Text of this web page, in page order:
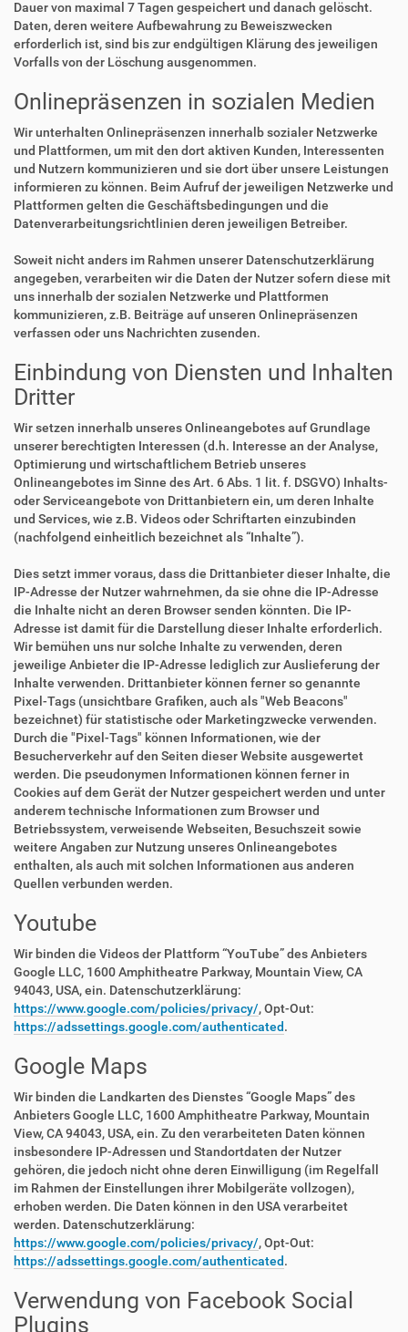
Dauer von maximal 7 Tagen gespeichert und danach gelöscht.
Daten, deren weitere Aufbewahrung zu Beweiszwecken
erforderlich ist, sind bis zur endgültigen Klärung des jeweiligen
Vorfalls von der Löschung ausgenommen.
Onlinepräsenzen in sozialen Medien
Wir unterhalten Onlinepräsenzen innerhalb sozialer Netzwerke
und Plattformen, um mit den dort aktiven Kunden, Interessenten
und Nutzern kommunizieren und sie dort über unsere Leistungen
informieren zu können. Beim Aufruf der jeweiligen Netzwerke und
Plattformen gelten die Geschäftsbedingungen und die
Datenverarbeitungsrichtlinien deren jeweiligen Betreiber.
Soweit nicht anders im Rahmen unserer Datenschutzerklärung
angegeben, verarbeiten wir die Daten der Nutzer sofern diese mit
uns innerhalb der sozialen Netzwerke und Plattformen
kommunizieren, z.B. Beiträge auf unseren Onlinepräsenzen
verfassen oder uns Nachrichten zusenden.
Einbindung von Diensten und Inhalten
Dritter
Wir setzen innerhalb unseres Onlineangebotes auf Grundlage
unserer berechtigten Interessen (d.h. Interesse an der Analyse,
Optimierung und wirtschaftlichem Betrieb unseres
Onlineangebotes im Sinne des Art. 6 Abs. 1 lit. f. DSGVO) Inhalts-
oder Serviceangebote von Drittanbietern ein, um deren Inhalte
und Services, wie z.B. Videos oder Schriftarten einzubinden
(nachfolgend einheitlich bezeichnet als “Inhalte”).
Dies setzt immer voraus, dass die Drittanbieter dieser Inhalte, die
IP-Adresse der Nutzer wahrnehmen, da sie ohne die IP-Adresse
die Inhalte nicht an deren Browser senden könnten. Die IP-
Adresse ist damit für die Darstellung dieser Inhalte erforderlich.
Wir bemühen uns nur solche Inhalte zu verwenden, deren
jeweilige Anbieter die IP-Adresse lediglich zur Auslieferung der
Inhalte verwenden. Drittanbieter können ferner so genannte
Pixel-Tags (unsichtbare Grafiken, auch als "Web Beacons"
bezeichnet) für statistische oder Marketingzwecke verwenden.
Durch die "Pixel-Tags" können Informationen, wie der
Besucherverkehr auf den Seiten dieser Website ausgewertet
werden. Die pseudonymen Informationen können ferner in
Cookies auf dem Gerät der Nutzer gespeichert werden und unter
anderem technische Informationen zum Browser und
Betriebssystem, verweisende Webseiten, Besuchszeit sowie
weitere Angaben zur Nutzung unseres Onlineangebotes
enthalten, als auch mit solchen Informationen aus anderen
Quellen verbunden werden.
Youtube
Wir binden die Videos der Plattform “YouTube” des Anbieters
Google LLC, 1600 Amphitheatre Parkway, Mountain View, CA
94043, USA, ein. Datenschutzerklärung:
https://www.google.com/policies/privacy/, Opt-Out:
https://adssettings.google.com/authenticated.
Google Maps
Wir binden die Landkarten des Dienstes “Google Maps” des
Anbieters Google LLC, 1600 Amphitheatre Parkway, Mountain
View, CA 94043, USA, ein. Zu den verarbeiteten Daten können
insbesondere IP-Adressen und Standortdaten der Nutzer
gehören, die jedoch nicht ohne deren Einwilligung (im Regelfall
im Rahmen der Einstellungen ihrer Mobilgeräte vollzogen),
erhoben werden. Die Daten können in den USA verarbeitet
werden. Datenschutzerklärung:
https://www.google.com/policies/privacy/, Opt-Out:
https://adssettings.google.com/authenticated.
Verwendung von Facebook Social
Plugins